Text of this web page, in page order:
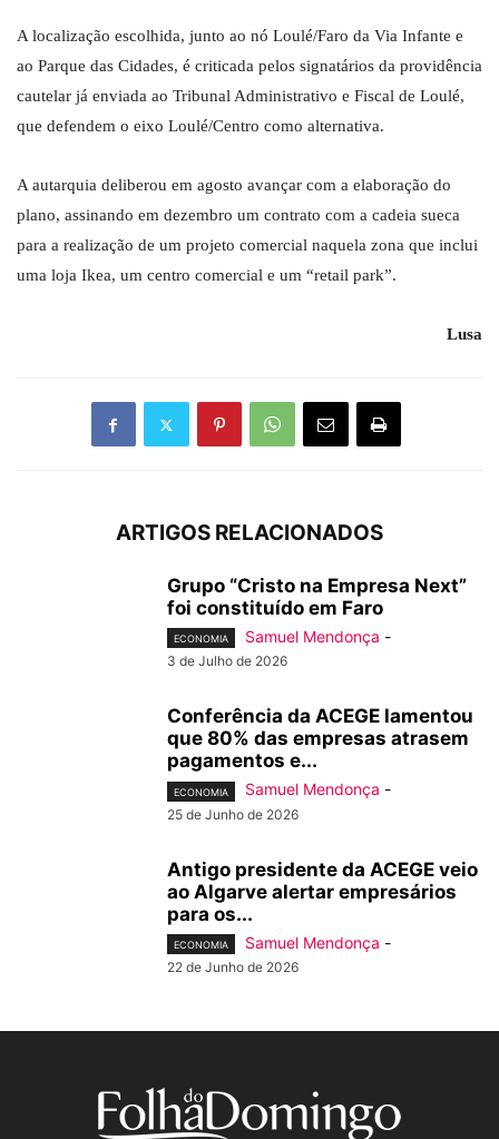
A localização escolhida, junto ao nó Loulé/Faro da Via Infante e
ao Parque das Cidades, é criticada pelos signatários da providência
cautelar já enviada ao Tribunal Administrativo e Fiscal de Loulé,
que defendem o eixo Loulé/Centro como alternativa.
A autarquia deliberou em agosto avançar com a elaboração do
plano, assinando em dezembro um contrato com a cadeia sueca
para a realização de um projeto comercial naquela zona que inclui
uma loja Ikea, um centro comercial e um “retail park”.
Lusa
ARTIGOS RELACIONADOS
Grupo “Cristo na Empresa Next”
foi constituído em Faro
ECONOMIA Samuel Mendonça -
3 de Julho de 2026
Conferência da ACEGE lamentou
que 80% das empresas atrasem
pagamentos e...
ECONOMIA Samuel Mendonça -
25 de Junho de 2026
Antigo presidente da ACEGE veio
ao Algarve alertar empresários
para os...
ECONOMIA Samuel Mendonça -
22 de Junho de 2026